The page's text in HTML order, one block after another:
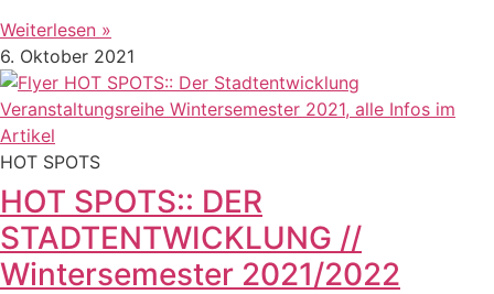
Weiterlesen »
6. Oktober 2021
HOT SPOTS
HOT SPOTS:: DER
STADTENTWICKLUNG //
Wintersemester 2021/2022